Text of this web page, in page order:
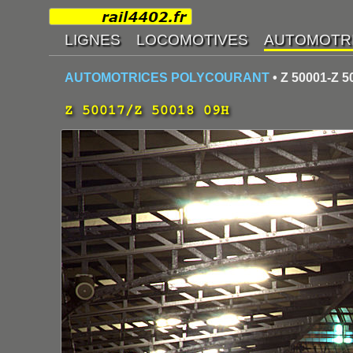
AUTOMOTRICES POLYCOURANT • Z 50001-Z
Z 50017/Z 50018 09H